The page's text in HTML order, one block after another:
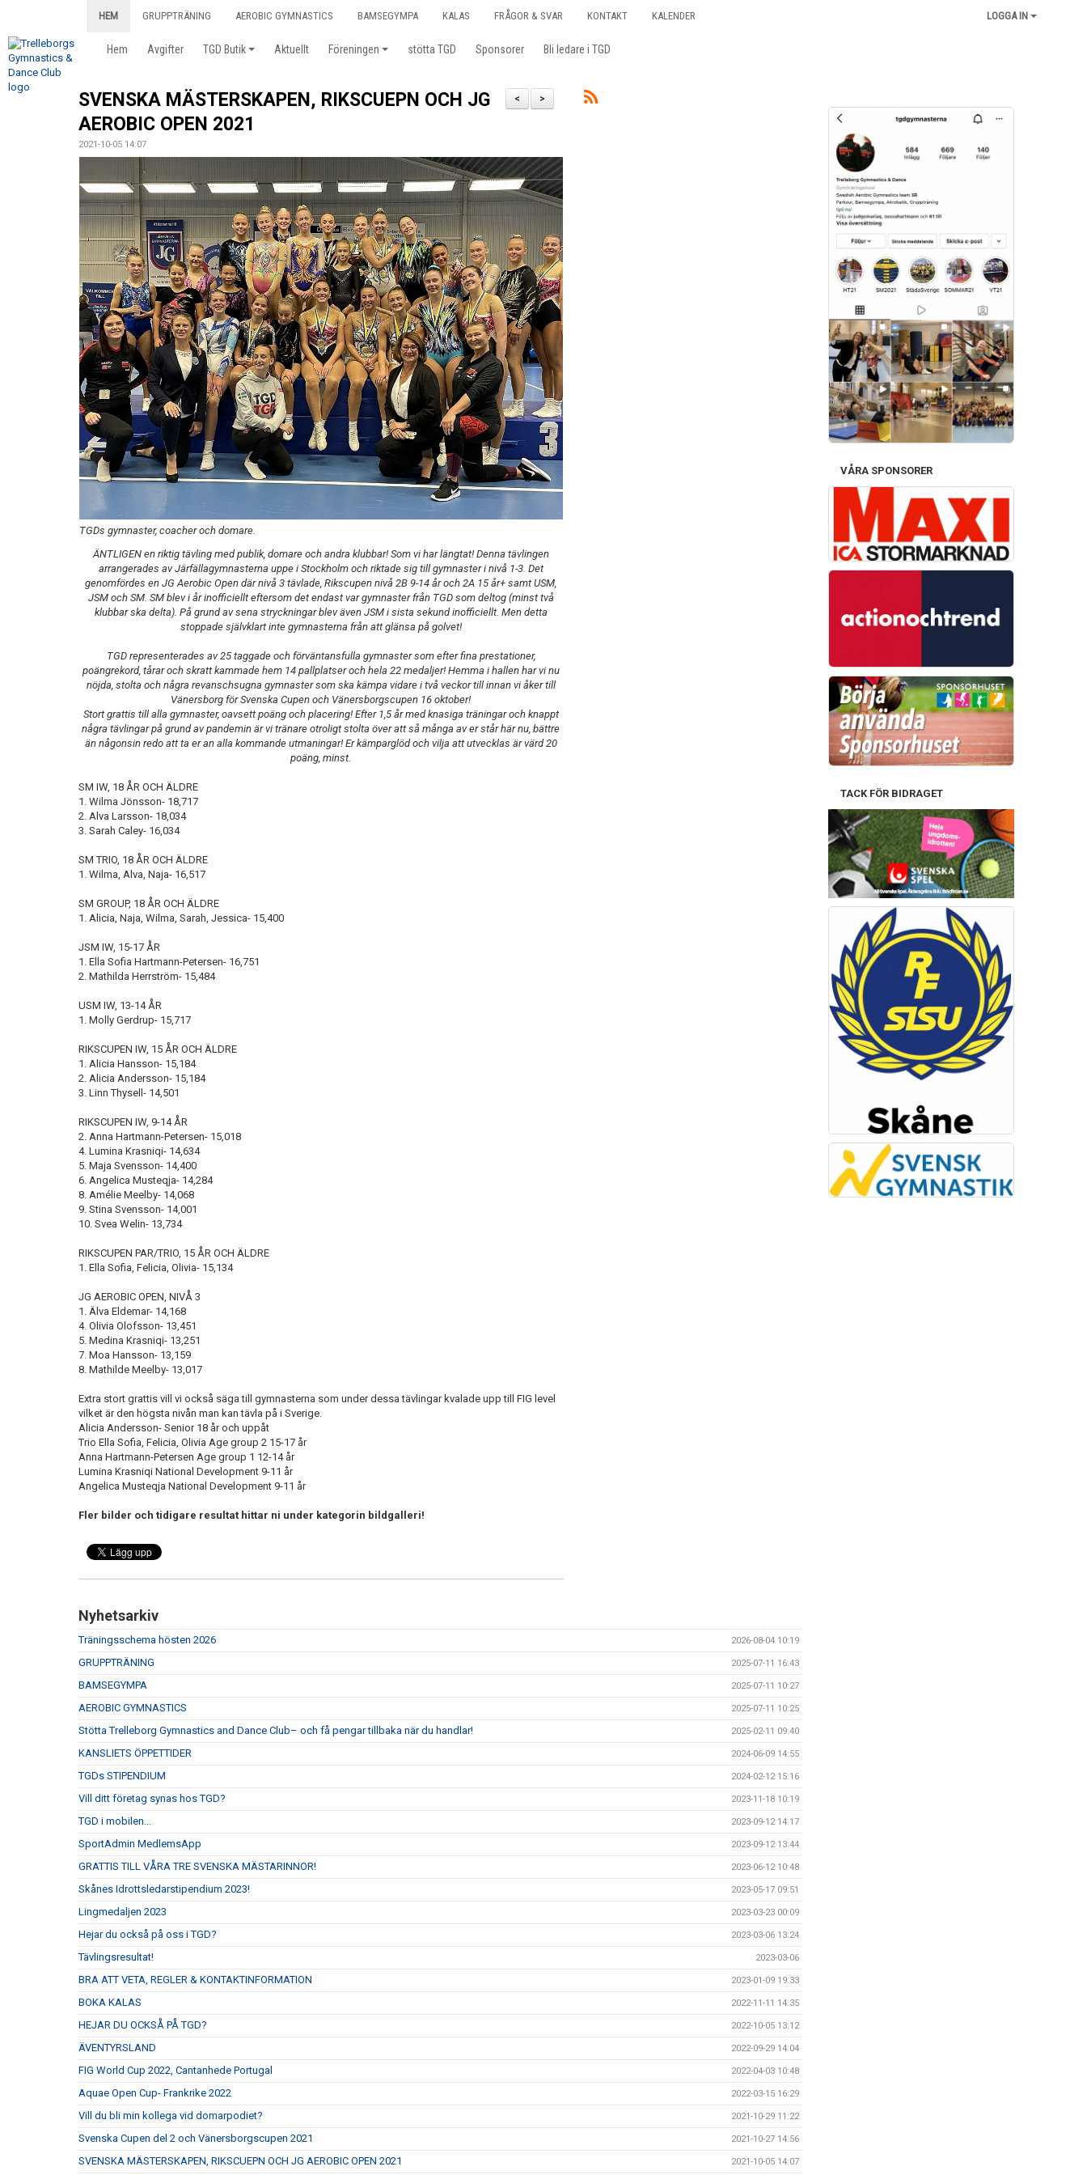
HEM GRUPPTRÄNING AEROBIC GYMNASTICS BAMSEGYMPA KALAS FRÅGOR & SVAR KONTAKT KALENDER LOGGA IN
Hem Avgifter TGD Butik Aktuellt Föreningen stötta TGD Sponsorer Bli ledare i TGD
>
<
SVENSKA MÄSTERSKAPEN, RIKSCUEPN OCH JG
AEROBIC OPEN 2021
2021-10-05 14:07
TGDs gymnaster, coacher och domare.
ÄNTLIGEN en riktig tävling med publik, domare och andra klubbar! Som vi har längtat! Denna tävlingen
arrangerades av Järfällagymnasterna uppe i Stockholm och riktade sig till gymnaster i nivå 1-3. Det
genomfördes en JG Aerobic Open där nivå 3 tävlade, Rikscupen nivå 2B 9-14 år och 2A 15 år+ samt USM,
JSM och SM. SM blev i år inofficiellt eftersom det endast var gymnaster från TGD som deltog (minst två
klubbar ska delta). På grund av sena stryckningar blev även JSM i sista sekund inofficiellt. Men detta
stoppade självklart inte gymnasterna från att glänsa på golvet!
TGD representerades av 25 taggade och förväntansfulla gymnaster som efter fina prestationer,
poängrekord, tårar och skratt kammade hem 14 pallplatser och hela 22 medaljer! Hemma i hallen har vi nu
nöjda, stolta och några revanschsugna gymnaster som ska kämpa vidare i två veckor till innan vi åker till
Vänersborg för Svenska Cupen och Vänersborgscupen 16 oktober!
Stort grattis till alla gymnaster, oavsett poäng och placering! Efter 1,5 år med knasiga träningar och knappt
några tävlingar på grund av pandemin är vi tränare otroligt stolta över att så många av er står här nu, bättre
än någonsin redo att ta er an alla kommande utmaningar! Er kämparglöd och vilja att utvecklas är värd 20
poäng, minst.
SM IW, 18 ÅR OCH ÄLDRE
1. Wilma Jönsson- 18,717
2. Alva Larsson- 18,034
3. Sarah Caley- 16,034
SM TRIO, 18 ÅR OCH ÄLDRE
1. Wilma, Alva, Naja- 16,517
SM GROUP, 18 ÅR OCH ÄLDRE
1. Alicia, Naja, Wilma, Sarah, Jessica- 15,400
JSM IW, 15-17 ÅR
1. Ella Sofia Hartmann-Petersen- 16,751
2. Mathilda Herrström- 15,484
USM IW, 13-14 ÅR
1. Molly Gerdrup- 15,717
RIKSCUPEN IW, 15 ÅR OCH ÄLDRE
1. Alicia Hansson- 15,184
2. Alicia Andersson- 15,184
3. Linn Thysell- 14,501
RIKSCUPEN IW, 9-14 ÅR
2. Anna Hartmann-Petersen- 15,018
4. Lumina Krasniqi- 14,634
5. Maja Svensson- 14,400
6. Angelica Musteqja- 14,284
8. Amélie Meelby- 14,068
9. Stina Svensson- 14,001
10. Svea Welin- 13,734
RIKSCUPEN PAR/TRIO, 15 ÅR OCH ÄLDRE
1. Ella Sofia, Felicia, Olivia- 15,134
JG AEROBIC OPEN, NIVÅ 3
1. Älva Eldemar- 14,168
4. Olivia Olofsson- 13,451
5. Medina Krasniqi- 13,251
7. Moa Hansson- 13,159
8. Mathilde Meelby- 13,017
Extra stort grattis vill vi också säga till gymnasterna som under dessa tävlingar kvalade upp till FIG level
vilket är den högsta nivån man kan tävla på i Sverige.
Alicia Andersson- Senior 18 år och uppåt
Trio Ella Sofia, Felicia, Olivia Age group 2 15-17 år
Anna Hartmann-Petersen Age group 1 12-14 år
Lumina Krasniqi National Development 9-11 år
Angelica Musteqja National Development 9-11 år
Fler bilder och tidigare resultat hittar ni under kategorin bildgalleri!
Nyhetsarkiv
Träningsschema hösten 2026 2026-08-04 10:19
GRUPPTRÄNING 2025-07-11 16:43
BAMSEGYMPA 2025-07-11 10:27
AEROBIC GYMNASTICS 2025-07-11 10:25
Stötta Trelleborg Gymnastics and Dance Club– och få pengar tillbaka när du handlar! 2025-02-11 09:40
KANSLIETS ÖPPETTIDER 2024-06-09 14:55
TGDs STIPENDIUM 2024-02-12 15:16
Vill ditt företag synas hos TGD? 2023-11-18 10:19
TGD i mobilen... 2023-09-12 14:17
SportAdmin MedlemsApp 2023-09-12 13:44
GRATTIS TILL VÅRA TRE SVENSKA MÄSTARINNOR! 2023-06-12 10:48
Skånes Idrottsledarstipendium 2023! 2023-05-17 09:51
Lingmedaljen 2023 2023-03-23 00:09
Hejar du också på oss i TGD? 2023-03-06 13:24
Tävlingsresultat! 2023-03-06
BRA ATT VETA, REGLER & KONTAKTINFORMATION 2023-01-09 19:33
BOKA KALAS 2022-11-11 14:35
HEJAR DU OCKSÅ PÅ TGD? 2022-10-05 13:12
ÄVENTYRSLAND 2022-09-29 14:04
FIG World Cup 2022, Cantanhede Portugal 2022-04-03 10:48
Aquae Open Cup- Frankrike 2022 2022-03-15 16:29
Vill du bli min kollega vid domarpodiet? 2021-10-29 11:22
Svenska Cupen del 2 och Vänersborgscupen 2021 2021-10-27 14:56
SVENSKA MÄSTERSKAPEN, RIKSCUEPN OCH JG AEROBIC OPEN 2021 2021-10-05 14:07
VÅRA SPONSORER
TACK FÖR BIDRAGET